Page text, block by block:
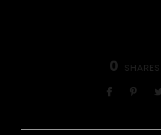
0 SHARES